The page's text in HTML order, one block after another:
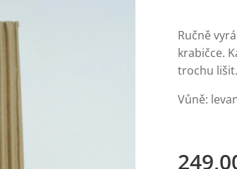
Ručně
krabičce.
trochu lišit.
Vůně: